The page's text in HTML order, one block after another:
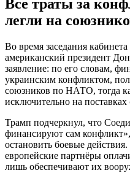
Все траты за
легли на
Во время заседания
американский президент
заявление: по его словам,
украинским конфликтом,
союзников по НАТО, тогда
исключительно на
Трамп подчеркнул, что
финансируют сам
остановить боевые
европейские партнёры
лишь обеспечивают их